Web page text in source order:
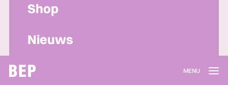
Shop
Nieuws
Lidmaatschap